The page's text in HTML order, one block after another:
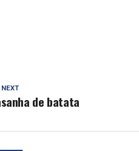
NEXT
de batata